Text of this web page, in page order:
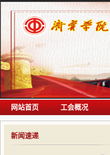
网站首页 工会概况
新闻速递